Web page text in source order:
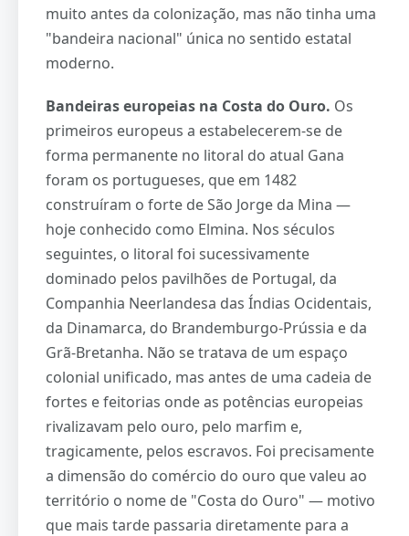
muito antes da colonização, mas não tinha uma
"bandeira nacional" única no sentido estatal
moderno.
Bandeiras europeias na Costa do Ouro. Os
primeiros europeus a estabelecerem-se de
forma permanente no litoral do atual Gana
foram os portugueses, que em 1482
construíram o forte de São Jorge da Mina —
hoje conhecido como Elmina. Nos séculos
seguintes, o litoral foi sucessivamente
dominado pelos pavilhões de Portugal, da
Companhia Neerlandesa das Índias Ocidentais,
da Dinamarca, do Brandemburgo-Prússia e da
Grã-Bretanha. Não se tratava de um espaço
colonial unificado, mas antes de uma cadeia de
fortes e feitorias onde as potências europeias
rivalizavam pelo ouro, pelo marfim e,
tragicamente, pelos escravos. Foi precisamente
a dimensão do comércio do ouro que valeu ao
território o nome de "Costa do Ouro" — motivo
que mais tarde passaria diretamente para a